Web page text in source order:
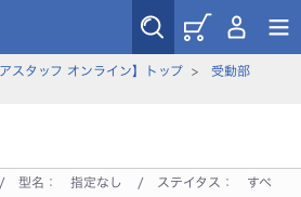
スタッフ オンライン】トップ>
受動部
型名： 指定なし / ステイタス：
すべ